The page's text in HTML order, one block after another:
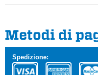
Metodi di
Spedizione: